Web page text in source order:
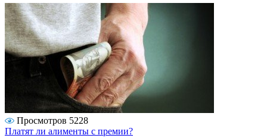
Просмотров 5228
Платят ли алименты с премии?